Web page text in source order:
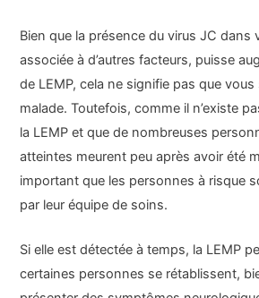
Bien que la présence du virus JC dans
associée à d’autres facteurs, puisse
de LEMP, cela ne signifie pas que
malade. Toutefois, comme il n’existe
la LEMP et que de nombreuses
atteintes meurent peu après avoir été
important que les personnes à risque
par leur équipe de soins.
Si elle est détectée à temps, la LEMP
certaines personnes se rétablissent,